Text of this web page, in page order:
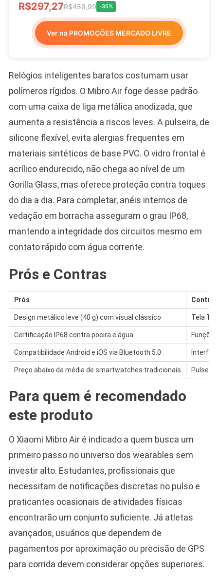
R$297,27R$459,99 -35%
Ver na PROMOÇÕES MERCADO LIVRE
Relógios inteligentes baratos costumam usar
polímeros rígidos. O Mibro Air foge desse padrão
com uma caixa de liga metálica anodizada, que
aumenta a resistência a riscos leves. A pulseira, de
silicone flexível, evita alergias frequentes em
materiais sintéticos de base PVC. O vidro frontal é
acrílico endurecido, não chega ao nível de um
Gorilla Glass, mas oferece proteção contra toques
do dia a dia. Para completar, anéis internos de
vedação em borracha asseguram o grau IP68,
mantendo a integridade dos circuitos mesmo em
contato rápido com água corrente.
Prós e Contras
Prós Contras
Design metálico leve (40 g) com visual clássico Tela
Certificação IP68 contra poeira e água
Compatibilidade Android e iOS via Bluetooth 5.0
Preço abaixo da média de smartwatches tradicionais
Para quem é recomendado
este produto
O Xiaomi Mibro Air é indicado a quem busca um
primeiro passo no universo dos wearables sem
investir alto. Estudantes, profissionais que
necessitam de notificações discretas no pulso e
praticantes ocasionais de atividades físicas
encontrarão um conjunto suficiente. Já atletas
avançados, usuários que dependem de
pagamentos por aproximação ou precisão de GPS
para corrida devem considerar opções superiores.